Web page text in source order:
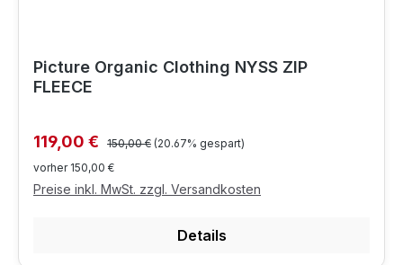
Picture Organic Clothing NYSS ZIP
FLEECE
Verkaufspreis:
119,00 € Regulärer Preis:
150,00 € (20.67% gespart)
vorher 150,00 €
Preise inkl. MwSt. zzgl. Versandkosten
Details